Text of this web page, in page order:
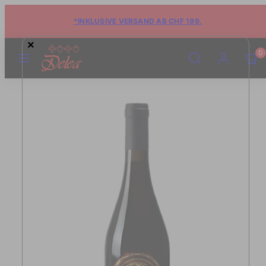
*INKLUSIVE VERSAND AB CHF 199.
MENÜ SUCHE KONTO
(0)
(0)
0
×